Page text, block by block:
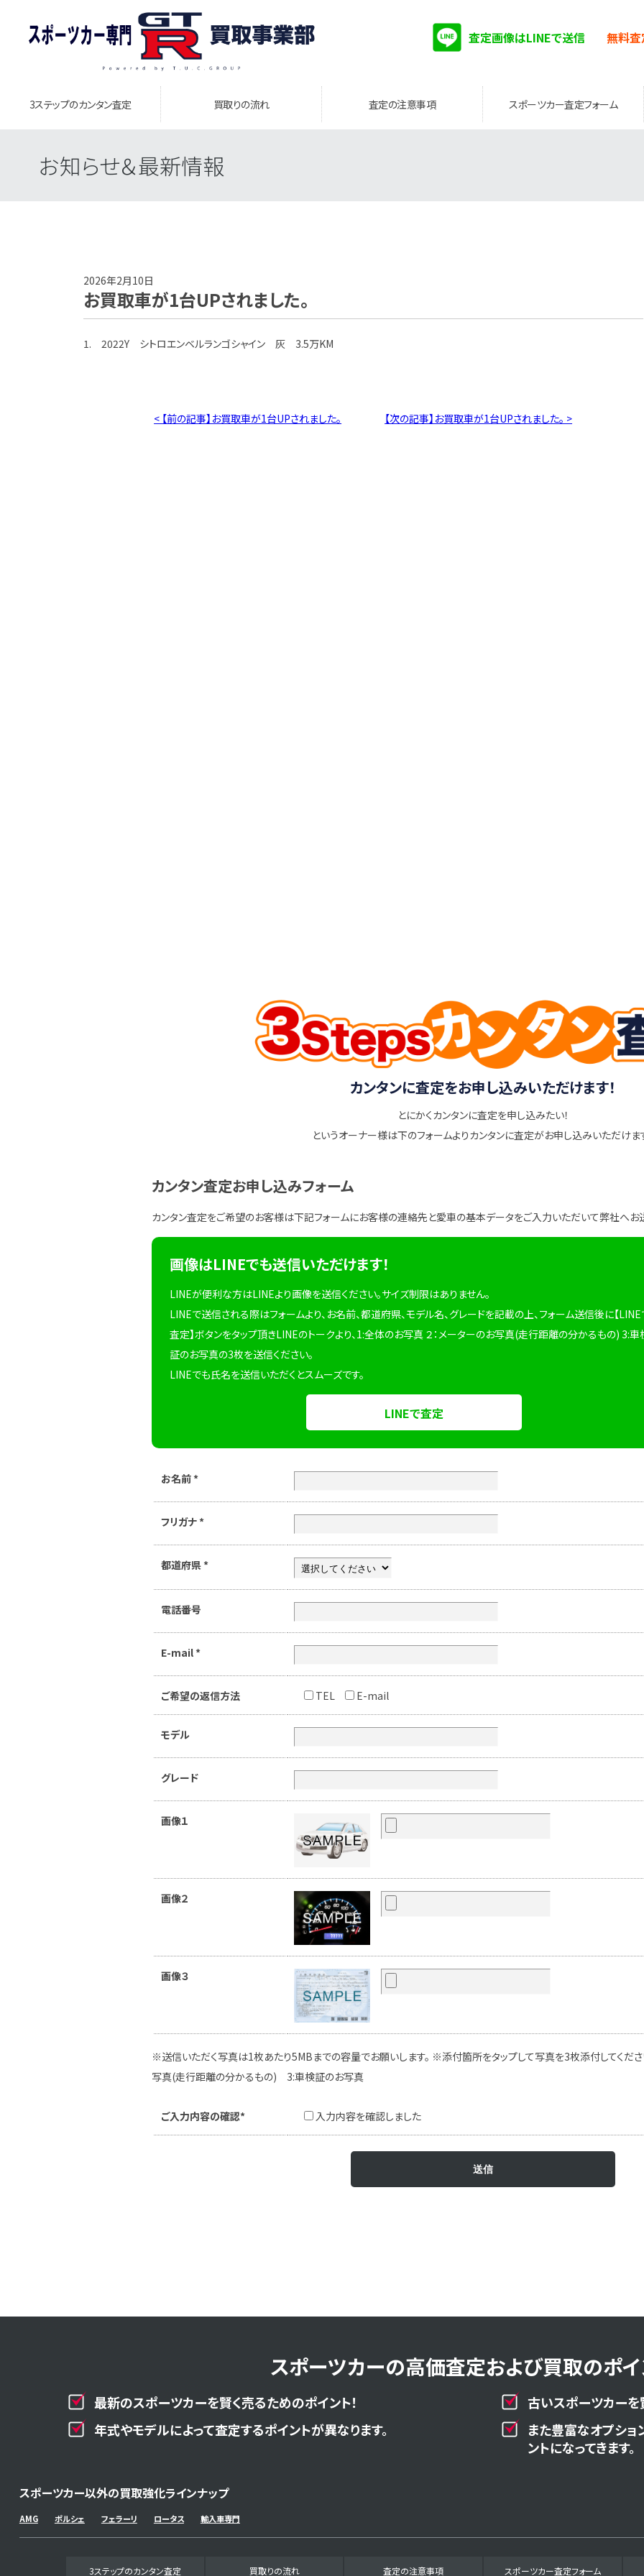
査定画像はLINEで送信 無料査
3ステップのカンタン査定 買取りの流れ 査定の注意事項 スポーツカー査定フォーム
お知らせ＆最新情報
2026年2月10日
お買取車が1台UPされました。
1. 2022Y シトロエンベルランゴシャイン 灰 3.5万KM
< 【前の記事】お買取車が1台UPされました。 【次の記事】お買取車が1台UPされました。 >
カンタンに査定をお申し込みいただけます！
とにかくカンタンに査定を申し込みたい！
というオーナー様は下のフォームよりカンタンに査定がお申し込みいただけま
カンタン査定お申し込みフォーム
カンタン査定をご希望のお客様は下記フォームにお客様の連絡先と愛車の基本データをご入力いただいて弊社へお
画像はLINEでも送信いただけます！
LINEが便利な方はLINEより画像を送信ください。サイズ制限はありません。
LINEで送信される際はフォームより、お名前、都道府県、モデル名、グレードを記載の上、フォーム送信後に【LINE
査定】ボタンをタップ頂きLINEのトークより、1:全体のお写真 ２：メーターのお写真(走行距離の分かるもの) 3:車
証のお写真の3枚を送信ください。
LINEでも氏名を送信いただくとスムーズです。
LINEで査定
お名前 *
フリガナ *
都道府県 *
電話番号
E-mail *
ご希望の返信方法 TEL E-mail
モデル
グレード
画像１
画像２
画像３
※送信いただく写真は1枚あたり5MBまでの容量でお願いします。 ※添付箇所をタップして写真を3枚添付してくだ
写真(走行距離の分かるもの) 3:車検証のお写真
ご入力内容の確認* 入力内容を確認しました
スポーツカーの高価査定および買取のポイ
最新のスポーツカーを賢く売るためのポイント！
古いスポーツカーを
年式やモデルによって査定するポイントが異なります。
また豊富なオプシ
ントになってきます。
スポーツカー以外の買取強化ラインナップ
AMG ポルシェ フェラーリ ロータス 輸入車専門
3ステップのカンタン査定 買取りの流れ 査定の注意事項 スポーツカー査定フォーム